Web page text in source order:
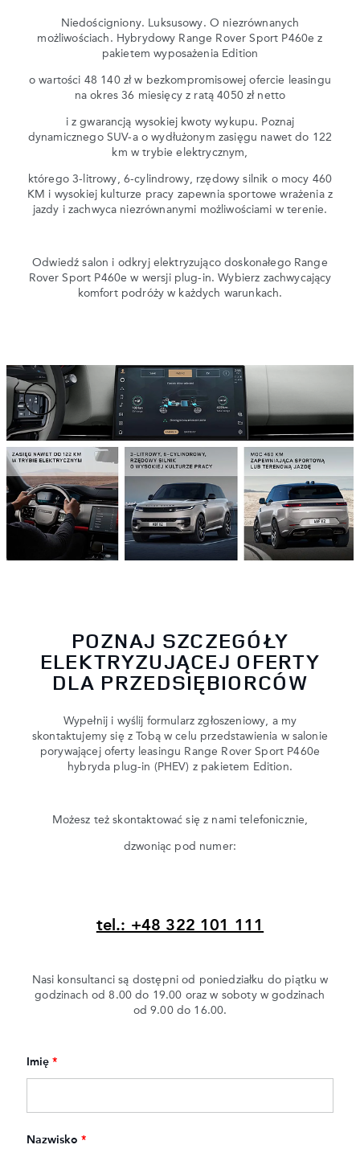
Niedościgniony. Luksusowy. O niezrównanych
możliwościach. Hybrydowy Range Rover Sport P460e z
pakietem wyposażenia Edition
o wartości 48 140 zł w bezkompromisowej ofercie leasingu
na okres 36 miesięcy z ratą 4050 zł netto
i z gwarancją wysokiej kwoty wykupu. Poznaj
dynamicznego SUV-a o wydłużonym zasięgu nawet do 122
km w trybie elektrycznym,
którego 3-litrowy, 6-cylindrowy, rzędowy silnik o mocy 460
KM i wysokiej kulturze pracy zapewnia sportowe wrażenia z
jazdy i zachwyca niezrównanymi możliwościami w terenie.
Odwiedź salon i odkryj elektryzująco doskonałego Range
Rover Sport P460e w wersji plug-in. Wybierz zachwycający
komfort podróży w każdych warunkach.
POZNAJ SZCZEGÓŁY
ELEKTRYZUJĄCEJ OFERTY
DLA PRZEDSIĘBIORCÓW
Wypełnij i wyślij formularz zgłoszeniowy, a my
skontaktujemy się z Tobą w celu przedstawienia w salonie
porywającej oferty leasingu Range Rover Sport P460e
hybryda plug-in (PHEV) z pakietem Edition.
Możesz też skontaktować się z nami telefonicznie,
dzwoniąc pod numer:
tel.: +48 322 101 111
Nasi konsultanci są dostępni od poniedziałku do piątku w
godzinach od 8.00 do 19.00 oraz w soboty w godzinach
od 9.00 do 16.00.
Imię *
Nazwisko *